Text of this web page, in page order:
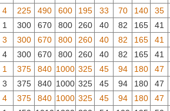
4 225 490 600 195 33 70 140 35
1 300 670 800 260 40 82 165 41
3 300 670 800 260 40 82 165 41
4 300 670 800 260 40 82 165 41
1 375 840 1000 325 45 94 180 47
3 375 840 1000 325 45 94 180 47
4 375 840 1000 325 45 94 180 47